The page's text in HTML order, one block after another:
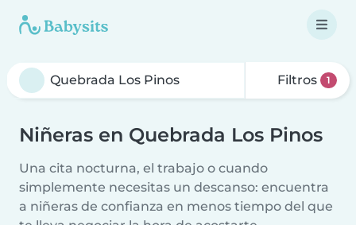
Filtros 1
Niñeras en Quebrada Los Pinos
Una cita nocturna, el trabajo o cuando
simplemente necesitas un descanso: encuentra
a niñeras de confianza en menos tiempo del que